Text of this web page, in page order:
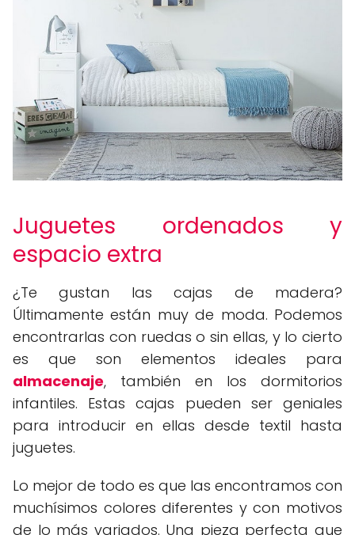
Juguetes ordenados y
espacio extra
¿Te gustan las cajas de madera?
Últimamente están muy de moda. Podemos
encontrarlas con ruedas o sin ellas, y lo cierto
es que son elementos ideales para
almacenaje, también en los dormitorios
infantiles. Estas cajas pueden ser geniales
para introducir en ellas desde textil hasta
juguetes.
Lo mejor de todo es que las encontramos con
muchísimos colores diferentes y con motivos
de lo más variados. Una pieza perfecta que